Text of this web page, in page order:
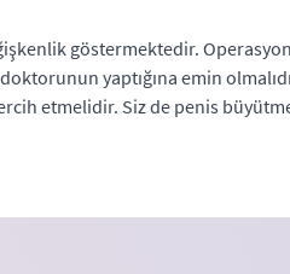
göstermektedir.
yaptığına emin
etmelidir. Siz de penis